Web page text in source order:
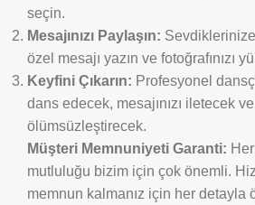
seçin.
Mesajınızı Paylaşın:
özel mesajı yazın ve fotoğrafınızı
Keyfini Çıkarın: Profesyonel
dans edecek, mesajınızı iletecek ve
ölümsüzleştirecek.
Müşteri Memnuniyeti Garanti:
mutluluğu bizim için çok önemli.
memnun kalmanız için her detayla